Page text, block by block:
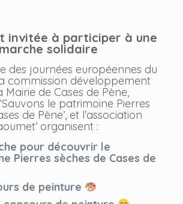
invitée à participer à une
marche solidaire
des journées européennes du
commission développement
de Cases de Pène,
le patrimoine Pierres
de Pène’, et l’association
organisent :
pour découvrir le
Pierres sèches de Cases de
de peinture